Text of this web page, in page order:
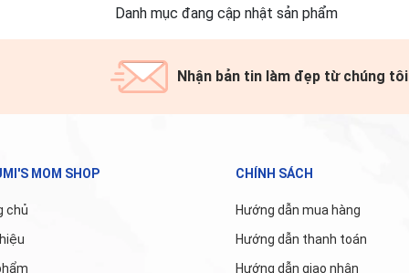
Danh mục đang cập nhật sản phẩm
Nhận bản tin làm đẹp từ chúng tôi
MOM SHOP
chủ
CHÍNH SÁCH
Hướng dẫn mua hàng
Hướng dẫn thanh toán
Hướng dẫn giao nhận